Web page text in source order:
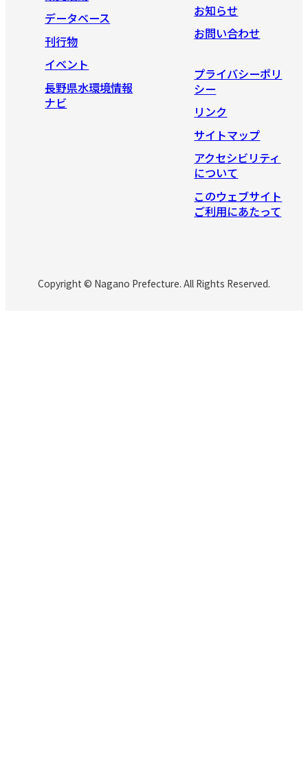
データベース
刊行物
イベント
長野県水環境情報
ナビ
お知らせ
お問い合わせ
プライバシーポリ
シー
リンク
サイトマップ
アクセシビリティ
について
このウェブサイト
ご利用にあたって
Copyright © Nagano Prefecture. All Rights Reserved.